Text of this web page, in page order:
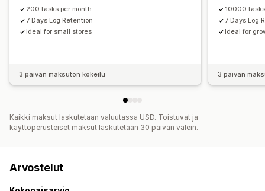
200 tasks per month
7 Days Log Retention
Ideal for small stores
3 päivän maksuton kokeilu
10000
7 Days Log
Ideal for
3 päivän
Kaikki maksut laskutetaan valuutassa USD. Toistuvat ja
käyttöperusteiset maksut laskutetaan 30 päivän välein.
Arvostelut